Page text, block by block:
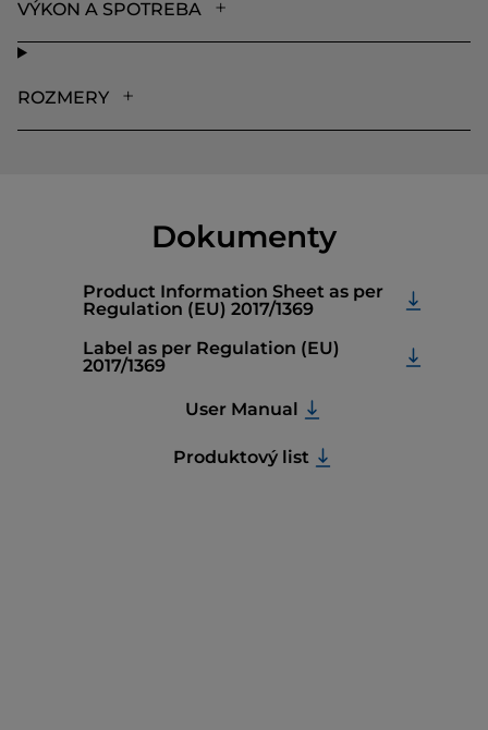
VÝKON A SPOTREBA
ROZMERY
Dokumenty
Product Information Sheet as per
Regulation (EU) 2017/1369
Label as per Regulation (EU)
2017/1369
User Manual
Produktový list